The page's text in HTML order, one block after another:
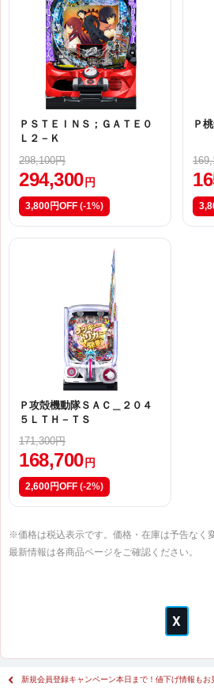
ＰＳＴＥＩＮＳ；ＧＡＴＥ０
Ｌ２－Ｋ
298,100円
294,300 円
3,800円OFF (-1%)
Ｐ
Ｐ攻殻機動隊ＳＡＣ＿２０４
５ＬＴＨ－ＴＳ
171,300円
168,700 円
2,600円OFF (-2%)
※価格は税込表示です。価格・在庫は予告なく
最新情報は各商品ページをご確認ください。
新規会員登録キャンペーン本日まで！値下げ情報もお